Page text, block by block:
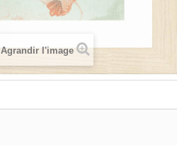
Agrandir l'image